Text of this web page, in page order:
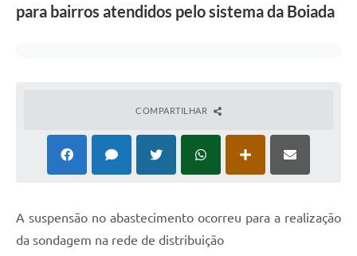
CONTATOS
para bairros atendidos pelo sistema da Boiada
COMPARTILHAR
A suspensão no abastecimento ocorreu para a realização
da sondagem na rede de distribuição